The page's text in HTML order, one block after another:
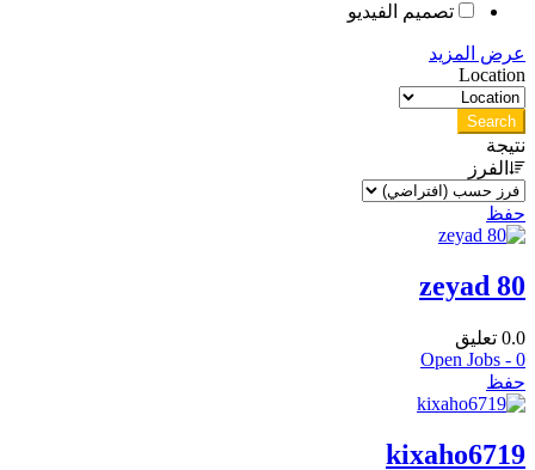
تصميم الفيديو
عرض المزيد
Location
Search
نتيجة
الفرز
حفظ
zeyad 80
0.0 تعليق
Open Jobs - 0
حفظ
kixaho6719